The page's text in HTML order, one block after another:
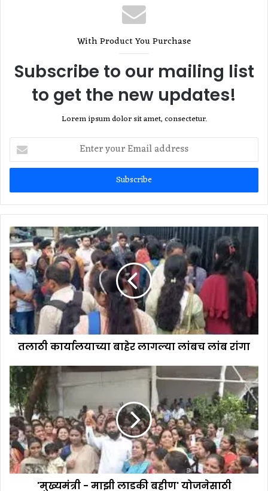
With Product You Purchase
Subscribe to our mailing list
to get the new updates!
Lorem ipsum dolor sit amet, consectetur.
Enter
your
Email
तलाठी कार्यालयाच्या बाहेर लागल्या लांबच लांब रांगा
'मुख्यमंत्री - माझी लाडकी बहीण' योजनेसाठी